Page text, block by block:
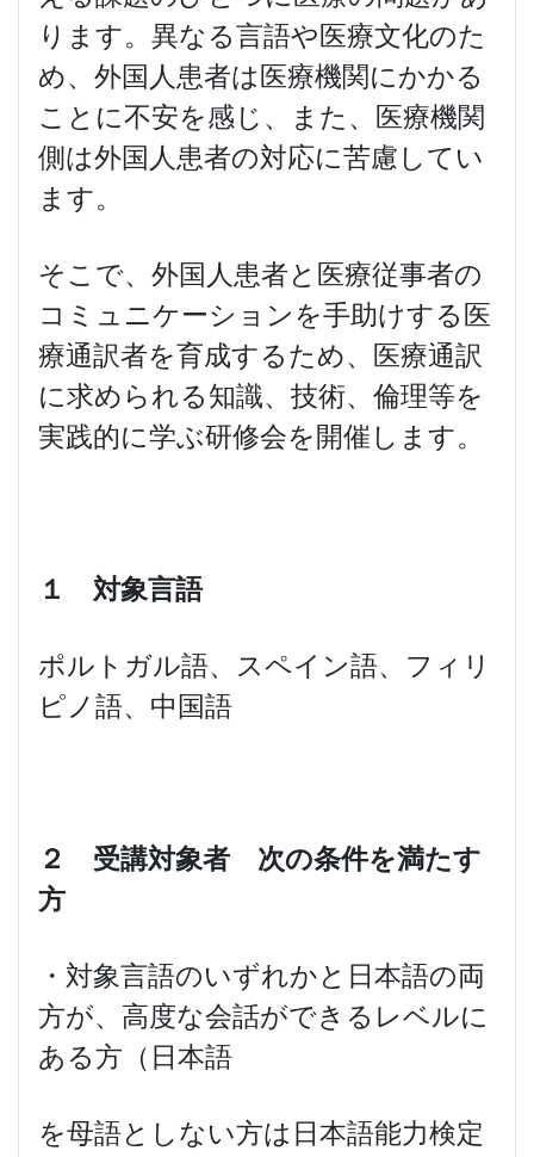
ります。異なる言語や医療文化のた
め、外国人患者は医療機関にかかる
ことに不安を感じ、また、医療機関
側は外国人患者の対応に苦慮してい
ます。
そこで、外国人患者と医療従事者の
コミュニケーションを手助けする医
療通訳者を育成するため、医療通訳
に求められる知識、技術、倫理等を
実践的に学ぶ研修会を開催します。
１ 対象言語
ポルトガル語、スペイン語、フィリ
ピノ語、中国語
２ 受講対象者 次の条件を満たす
方
・対象言語のいずれかと日本語の両
方が、高度な会話ができるレベルに
ある方（日本語
を母語としない方は日本語能力検定